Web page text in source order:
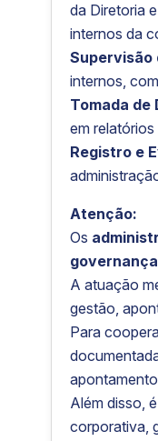
da Diretoria
internos da
Supervisão
internos,
Tomada de
em
Registro e
Atenção:
Os
governança
A atuação
gestão,
Para
Além disso,
corporativa,